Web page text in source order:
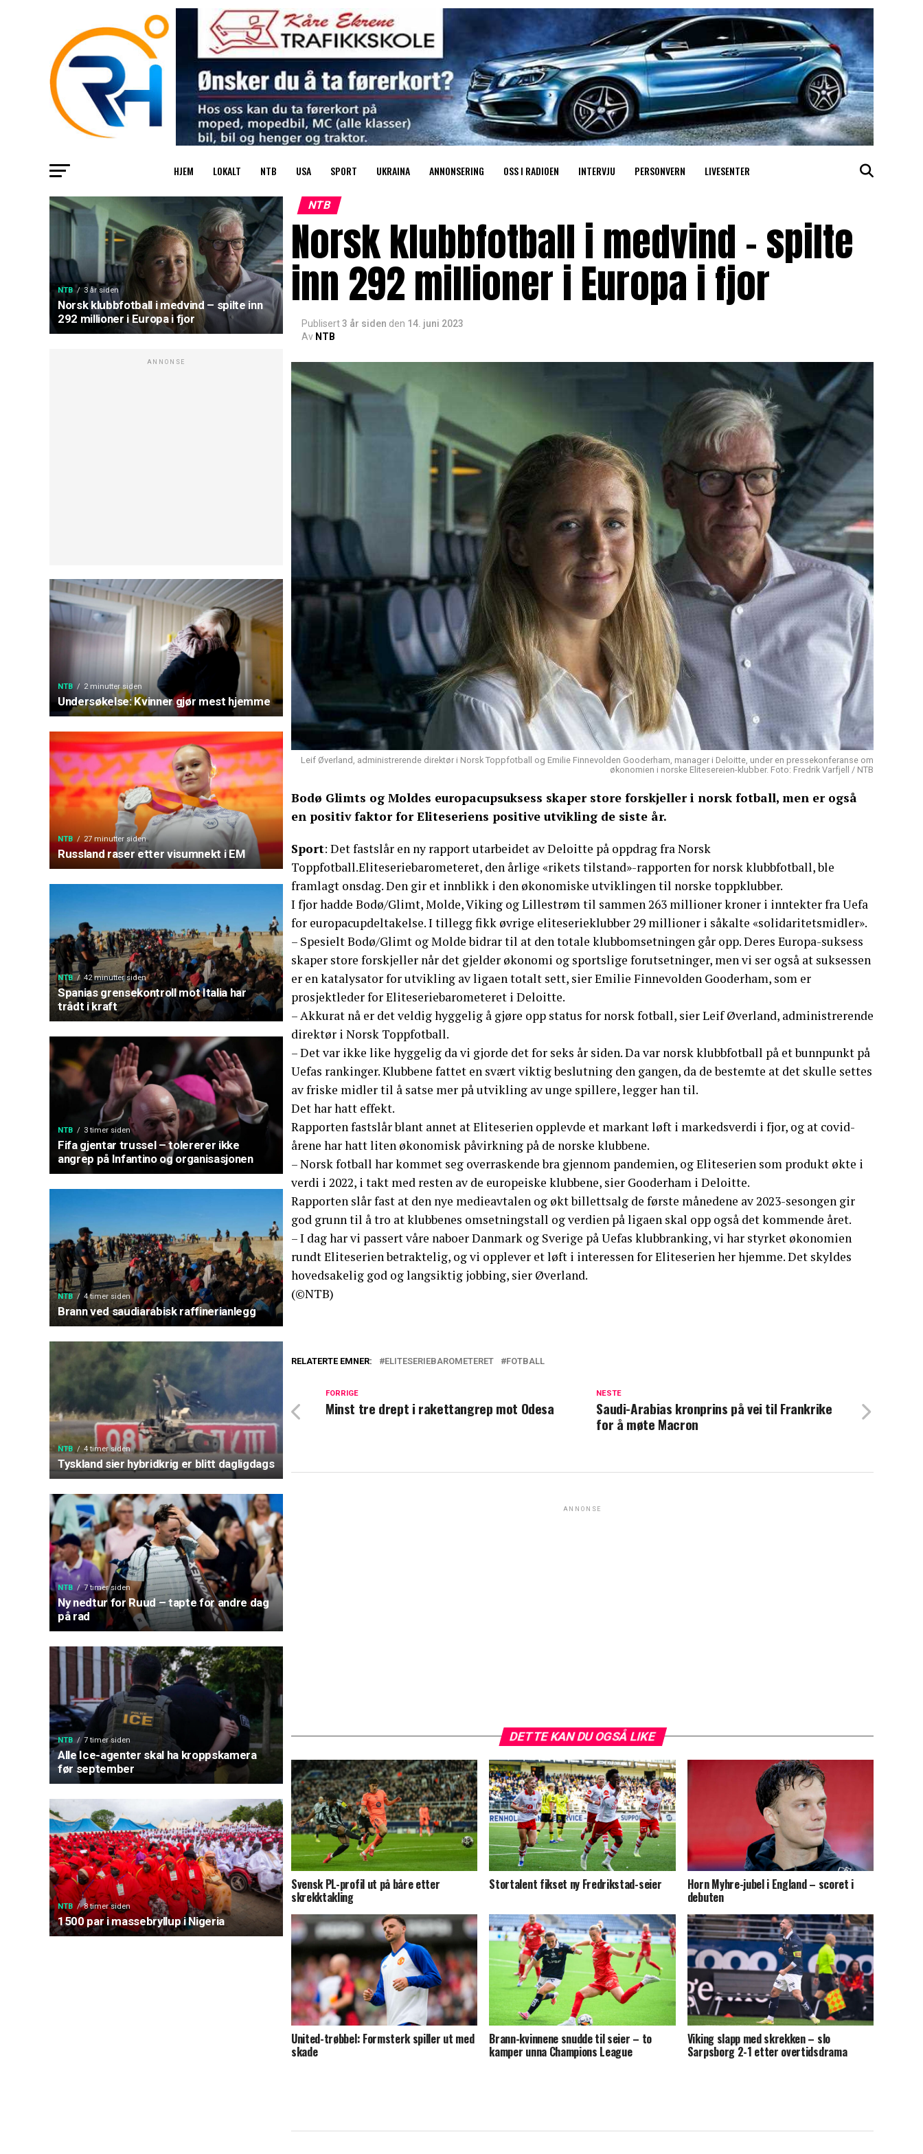
HJEM LOKALT NTB USA SPORT UKRAINA ANNONSERING OSS I RADIOEN INTERVJU PERSONVERN LIVESENTER
NTB 3 år siden
Norsk klubbfotball i medvind – spilte inn
292 millioner i Europa i fjor
ANNONSE
NTB 2 minutter siden
Undersøkelse: Kvinner gjør mest hjemme
NTB 27 minutter siden
Russland raser etter visumnekt i EM
NTB 42 minutter siden
Spanias grensekontroll mot Italia har
trådt i kraft
NTB 3 timer siden
Fifa gjentar trussel – tolererer ikke
angrep på Infantino og organisasjonen
NTB 4 timer siden
Brann ved saudiarabisk raffinerianlegg
NTB 4 timer siden
Tyskland sier hybridkrig er blitt dagligdags
NTB 7 timer siden
Ny nedtur for Ruud – tapte for andre dag
på rad
NTB 7 timer siden
Alle Ice-agenter skal ha kroppskamera
før september
NTB 8 timer siden
1500 par i massebryllup i Nigeria
NTB
Norsk klubbfotball i medvind – spilte
inn 292 millioner i Europa i fjor
Publisert3 år siden den 14. juni 2023
Av NTB
Leif Øverland, administrerende direktør i Norsk Toppfotball og Emilie Finnevolden Gooderham, manager i Deloitte, under en pressekonferanse om
økonomien i norske Elitesereien-klubber. Foto: Fredrik Varfjell / NTB
Bodø Glimts og Moldes europacupsuksess skaper store forskjeller i norsk fotball, men er også
en positiv faktor for Eliteseriens positive utvikling de siste år.
Sport: Det fastslår en ny rapport utarbeidet av Deloitte på oppdrag fra Norsk
Toppfotball.Eliteseriebarometeret, den årlige «rikets tilstand»-rapporten for norsk klubbfotball, ble
framlagt onsdag. Den gir et innblikk i den økonomiske utviklingen til norske toppklubber.
I fjor hadde Bodø/Glimt, Molde, Viking og Lillestrøm til sammen 263 millioner kroner i inntekter fra Uefa
for europacupdeltakelse. I tillegg fikk øvrige eliteserieklubber 29 millioner i såkalte «solidaritetsmidler».
– Spesielt Bodø/Glimt og Molde bidrar til at den totale klubbomsetningen går opp. Deres Europa-suksess
skaper store forskjeller når det gjelder økonomi og sportslige forutsetninger, men vi ser også at suksessen
er en katalysator for utvikling av ligaen totalt sett, sier Emilie Finnevolden Gooderham, som er
prosjektleder for Eliteseriebarometeret i Deloitte.
– Akkurat nå er det veldig hyggelig å gjøre opp status for norsk fotball, sier Leif Øverland, administrerende
direktør i Norsk Toppfotball.
– Det var ikke like hyggelig da vi gjorde det for seks år siden. Da var norsk klubbfotball på et bunnpunkt på
Uefas rankinger. Klubbene fattet en svært viktig beslutning den gangen, da de bestemte at det skulle settes
av friske midler til å satse mer på utvikling av unge spillere, legger han til.
Det har hatt effekt.
Rapporten fastslår blant annet at Eliteserien opplevde et markant løft i markedsverdi i fjor, og at covid-
årene har hatt liten økonomisk påvirkning på de norske klubbene.
– Norsk fotball har kommet seg overraskende bra gjennom pandemien, og Eliteserien som produkt økte i
verdi i 2022, i takt med resten av de europeiske klubbene, sier Gooderham i Deloitte.
Rapporten slår fast at den nye medieavtalen og økt billettsalg de første månedene av 2023-sesongen gir
god grunn til å tro at klubbenes omsetningstall og verdien på ligaen skal opp også det kommende året.
– I dag har vi passert våre naboer Danmark og Sverige på Uefas klubbranking, vi har styrket økonomien
rundt Eliteserien betraktelig, og vi opplever et løft i interessen for Eliteserien her hjemme. Det skyldes
hovedsakelig god og langsiktig jobbing, sier Øverland.
(©NTB)
RELATERTE EMNER: ELITESERIEBAROMETERET FOTBALL
NESTE
Saudi-Arabias kronprins på vei til Frankrike
for å møte Macron
FORRIGE
Minst tre drept i rakettangrep mot Odesa
ANNONSE
DETTE KAN DU OGSÅ LIKE
Svensk PL-profil ut på båre etter
skrekktakling
Stortalent fikset ny Fredrikstad-seier Horn Myhre-jubel i England – scoret i
debuten
United-trøbbel: Formsterk spiller ut med
skade
Brann-kvinnene snudde til seier – to
kamper unna Champions League
Viking slapp med skrekken – slo
Sarpsborg 2-1 etter overtidsdrama